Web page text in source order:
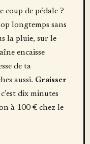
coup de pédale ?
longtemps sans
la pluie, sur le
encaisse
de ta
aussi. Graisser
dix minutes
à 100 € chez le